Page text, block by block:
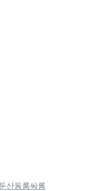
산동룸싸롱